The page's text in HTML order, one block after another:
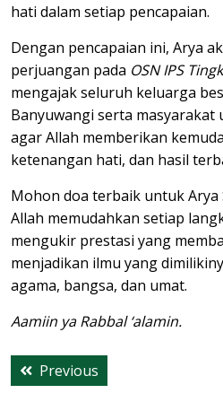
hati dalam setiap pencapaian.
Dengan pencapaian ini, Arya
perjuangan pada OSN IPS
mengajak seluruh keluarga
Banyuwangi serta
agar Allah memberikan
ketenangan hati, dan hasil
Mohon doa terbaik untuk Arya
Allah memudahkan setiap
mengukir prestasi yang
menjadikan ilmu yang
agama, bangsa, dan umat.
Aamiin ya Rabbal ‘alamin.
Post
navigation
Previous
post: